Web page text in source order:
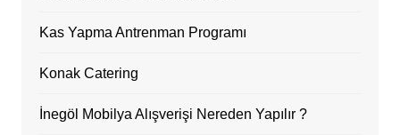
Kas Yapma Antrenman Programı
Konak Catering
İnegöl Mobilya Alışverişi Nereden Yapılır ?